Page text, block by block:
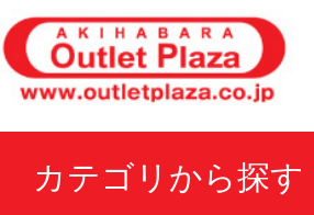
カテゴリから探す